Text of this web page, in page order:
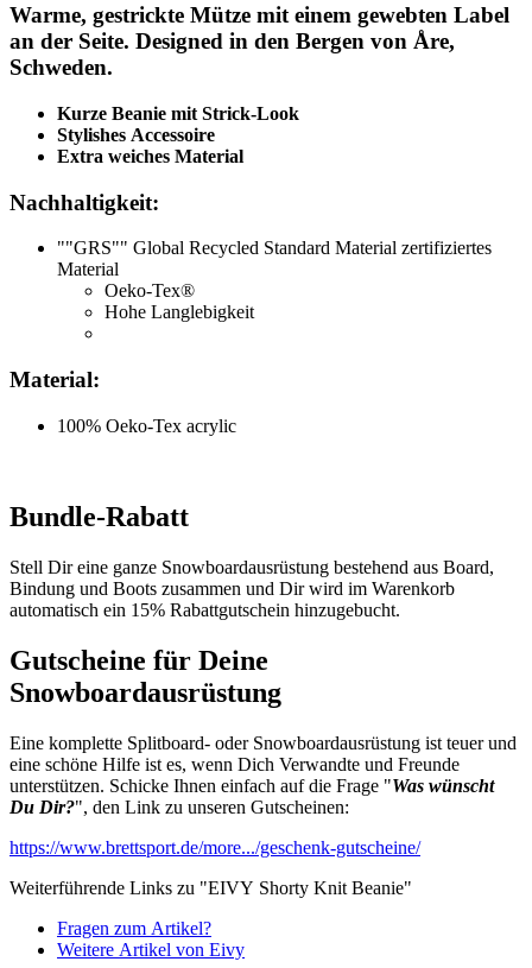
Warme, gestrickte Mütze mit einem gewebten Label
an der Seite. Designed in den Bergen von Åre,
Schweden.
Kurze Beanie mit Strick-Look
Stylishes Accessoire
Extra weiches Material
Nachhaltigkeit:
""GRS"" Global Recycled Standard Material zertifiziertes
Material
Oeko-Tex®
Hohe Langlebigkeit
Material:
100% Oeko-Tex acrylic
Bundle-Rabatt
Stell Dir eine ganze Snowboardausrüstung bestehend aus Board,
Bindung und Boots zusammen und Dir wird im Warenkorb
automatisch ein 15% Rabattgutschein hinzugebucht.
Gutscheine für Deine
Snowboardausrüstung
Eine komplette Splitboard- oder Snowboardausrüstung ist teuer und
eine schöne Hilfe ist es, wenn Dich Verwandte und Freunde
unterstützen. Schicke Ihnen einfach auf die Frage "Was wünscht
Du Dir?", den Link zu unseren Gutscheinen:
https://www.brettsport.de/more.../geschenk-gutscheine/
Weiterführende Links zu "EIVY Shorty Knit Beanie"
Fragen zum Artikel?
Weitere Artikel von Eivy